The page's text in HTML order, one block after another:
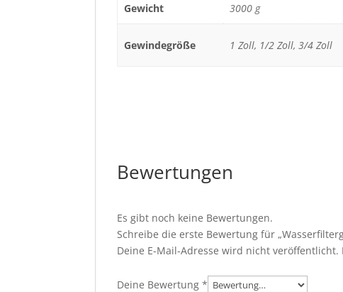
Gewicht 3000 g
Gewindegröße 1 Zoll, 1/2 Zoll, 3/4 Zoll
Bewertungen
Es gibt noch keine Bewertungen.
Schreibe die erste Bewertung für
Deine E-Mail-Adresse wird nicht veröffentlicht.
Deine Bewertung*